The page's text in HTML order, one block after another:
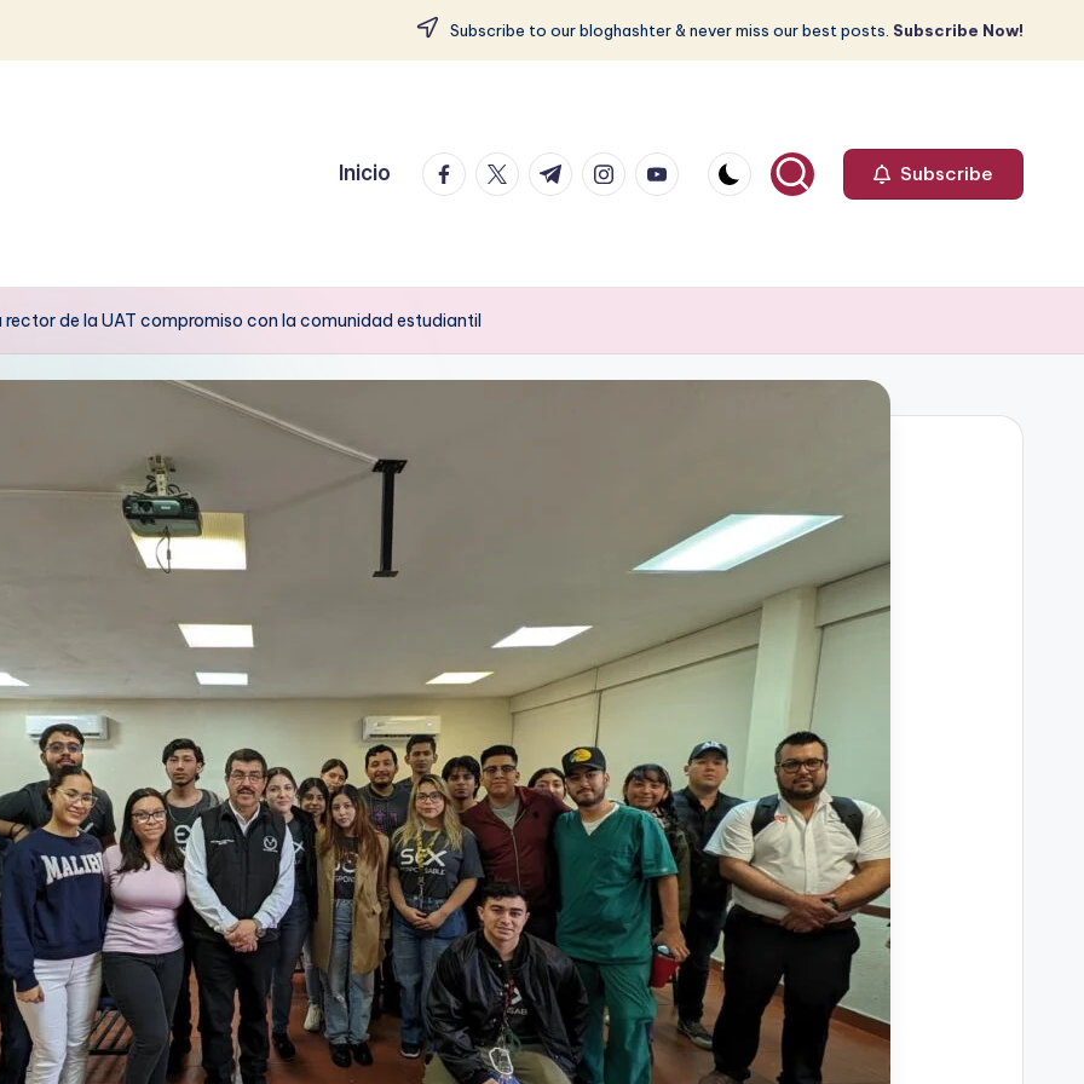
Subscribe to our bloghashter & never miss our best posts. Subscribe Now!
Inicio facebook.com
twitter.com
t.me instagram.com
youtube.com Subscribe
rector de la UAT compromiso con la comunidad estudiantil